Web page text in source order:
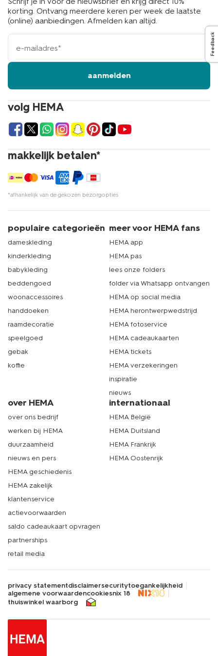
volg HEMA
makkelijk betalen*
*afhankelijk van de gekozen bezorgopties
korting. Ontvang meerdere keren per week de laatste
(online) aanbiedingen. Afmelden kan altijd.
e-
mailadres
aanmelden
populaire categorieën
dameskleding
kinderkleding
babykleding
beddengoed
woonaccessoires
handdoeken
raamdecoratie
speelgoed
gebak
koffie
meer voor HEMA fans
HEMA app
HEMA pas
lees onze folders
folder via Whatsapp ontvangen
HEMA op social media
HEMA herontwerpwedstrijd
HEMA fotoservice
HEMA cadeaukaarten
HEMA tickets
HEMA verzekeringen
inspiratie
nieuws
over HEMA
over ons bedrijf
werken bij HEMA
duurzaamheid
nieuws en pers
HEMA geschiedenis
HEMA zakelijk
klantenservice
actievoorwaarden
saldo cadeaukaart opvragen
partnerships
retail media
internationaal
HEMA België
HEMA Duitsland
HEMA Frankrijk
HEMA Oostenrijk
privacy statementdisclaimersecuritytoegankelijkheid
algemene voorwaardencookiesnix 18
thuiswinkel waarborg
Feedback